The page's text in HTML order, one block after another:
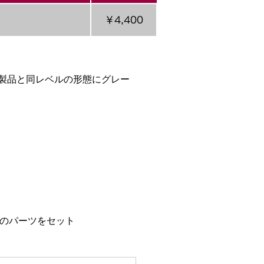
￥4,400
品と同レベルの形態にグレー
パーツをセット